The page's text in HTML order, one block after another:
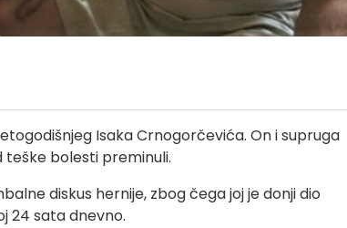
Isaka Crnogorčevića. On i supruga
teške bolesti preminuli.
diskus hernije, zbog čega joj je donji dio
24 sata dnevno.